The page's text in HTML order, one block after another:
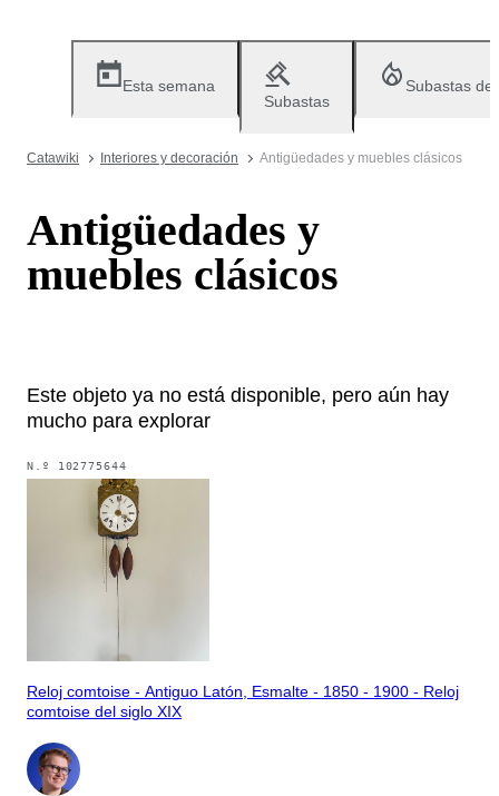
Esta semana
Subastas
Subastas
Catawiki Interiores y decoración Antigüedades y muebles clásicos
Antigüedades y
muebles clásicos
Este objeto ya no está disponible, pero aún hay
mucho para explorar
N.º 102775644
Reloj comtoise - Antiguo Latón, Esmalte - 1850 - 1900 - Reloj
comtoise del siglo XIX